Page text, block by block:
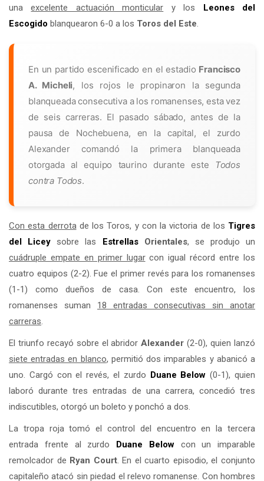
unaexcelente actuación monticular y los Leones del
Escogido blanquearon 6-0 a los Toros del Este
En un partido escenificado en el estadio Francisco
A. Micheli, los rojos le propinaron la segunda
blanqueada consecutiva a los romanenses, esta vez
de seis carreras. El pasado sábado, antes de la
pausa de Nochebuena, en la capital, el zurdo
Alexander comandó la primera blanqueada
otorgada al equipo taurino durante este Todos
contra Todos.
Con esta derrota de los Toros, y con la victoria de los Tigres
del Licey sobre las EstrellasOrientales, se produjo un
cuádruple empate en primer lugarcon igual récord entre los
cuatro equipos (2-2). Fue el primer revés para los romanenses
(1-1) como dueños de casa. Con este encuentro, los
romanenses suman 18 entradas consecutivas sin anotar
carreras
El triunfo recayó sobre el abridorAlexander (2-0), quien lanzó
siete entradas en blanco, permitió dos imparables y abanicó a
uno. Cargó con el revés, el zurdo Duane Below (0-1), quien
laboró durante tres entradas de una carrera, concedió tres
indiscutibles, otorgó un boleto y ponchó a dos.
La tropa roja tomó el control del encuentro en la tercera
entrada frente al zurdo Duane Belowcon un imparable
remolcador de Ryan Court. En el cuarto episodio, el conjunto
capitaleño atacó sin piedad el relevo romanense. Con hombres